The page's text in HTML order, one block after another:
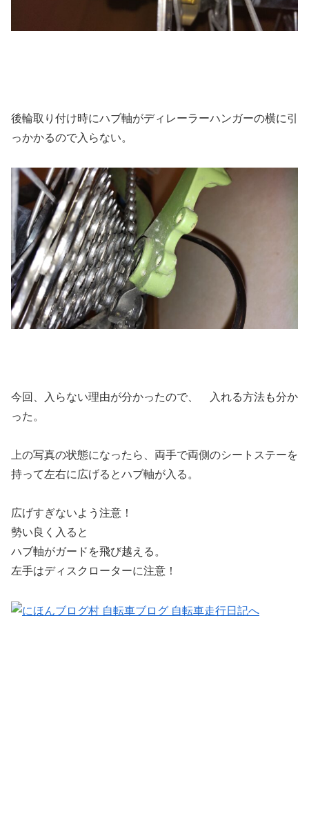
後輪取り付け時にハブ軸がディレーラーハンガーの横に引
っかかるので入らない。
今回、入らない理由が分かったので、 入れる方法も分か
った。
上の写真の状態になったら、両手で両側のシートステーを
持って左右に広げるとハブ軸が入る。
広げすぎないよう注意！
勢い良く入ると
ハブ軸がガードを飛び越える。
左手はディスクローターに注意！